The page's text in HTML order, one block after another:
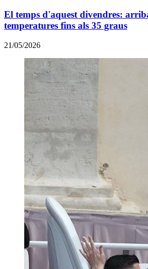
El temps d'aquest divendres:
temperatures fins als 35 graus
21/05/2026